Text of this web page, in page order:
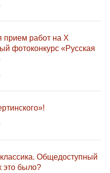
прием работ на Х
фотоконкурс «Русская
Общедоступный
это было?